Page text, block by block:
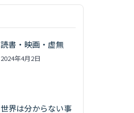
読書・映画・虚無
2024年4月2日
世界は分からない事